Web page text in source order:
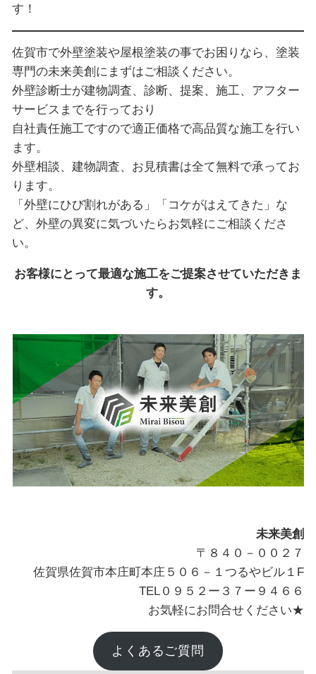
す！
佐賀市で外壁塗装や屋根塗装の事でお困りなら、塗装
専門の未来美創にまずはご相談ください。
外壁診断士が建物調査、診断、提案、施工、アフター
サービスまでを行っており
自社責任施工ですので適正価格で高品質な施工を行い
ます。
外壁相談、建物調査、お見積書は全て無料で承ってお
ります。
「外壁にひび割れがある」「コケがはえてきた」な
ど、外壁の異変に気づいたらお気軽にご相談くださ
い。
お客様にとって最適な施工をご提案させていただきま
す。
未来美創
〒８４０－００２７
佐賀県佐賀市本庄町本庄５０６－１つるやビル１F
TEL０９５２ー３７ー９４６６
お気軽にお問合せください★
よくあるご質問